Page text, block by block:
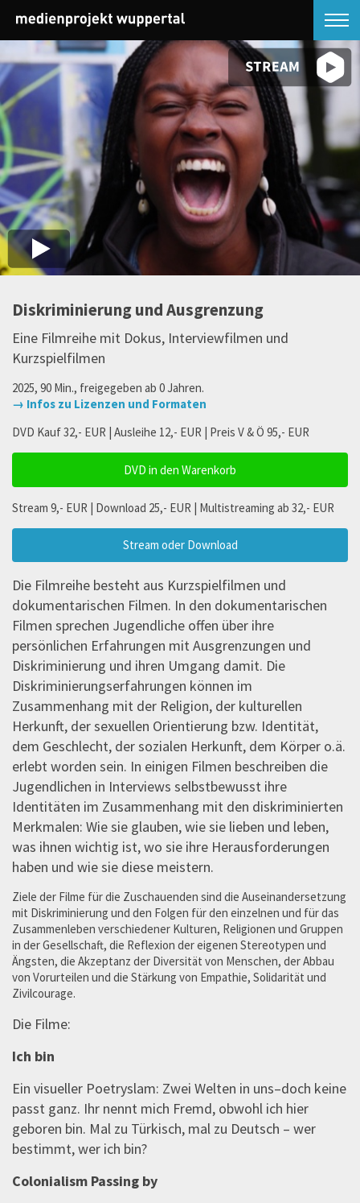
Diskriminierung und Ausgrenzung
Eine Filmreihe mit Dokus, Interviewfilmen und
Kurzspielfilmen
2025, 90 Min., freigegeben ab 0 Jahren.
→ Infos zu Lizenzen und Formaten
DVD Kauf 32,- EUR | Ausleihe 12,- EUR | Preis V & Ö 95,- EUR
DVD in den Warenkorb
Stream 9,- EUR | Download 25,- EUR | Multistreaming ab 32,- EUR
Stream oder Download
Die Filmreihe besteht aus Kurzspielfilmen und
dokumentarischen Filmen. In den dokumentarischen
Filmen sprechen Jugendliche offen über ihre
persönlichen Erfahrungen mit Ausgrenzungen und
Diskriminierung und ihren Umgang damit. Die
Diskriminierungserfahrungen können im
Zusammenhang mit der Religion, der kulturellen
Herkunft, der sexuellen Orientierung bzw. Identität,
dem Geschlecht, der sozialen Herkunft, dem Körper o.ä.
erlebt worden sein. In einigen Filmen beschreiben die
Jugendlichen in Interviews selbstbewusst ihre
Identitäten im Zusammenhang mit den diskriminierten
Merkmalen: Wie sie glauben, wie sie lieben und leben,
was ihnen wichtig ist, wo sie ihre Herausforderungen
haben und wie sie diese meistern.
Ziele der Filme für die Zuschauenden sind die Auseinandersetzung
mit Diskriminierung und den Folgen für den einzelnen und für das
Zusammenleben verschiedener Kulturen, Religionen und Gruppen
in der Gesellschaft, die Reflexion der eigenen Stereotypen und
Ängsten, die Akzeptanz der Diversität von Menschen, der Abbau
von Vorurteilen und die Stärkung von Empathie, Solidarität und
Zivilcourage.
Die Filme:
Ich bin
Ein visueller Poetryslam: Zwei Welten in uns–doch keine
passt ganz. Ihr nennt mich Fremd, obwohl ich hier
geboren bin. Mal zu Türkisch, mal zu Deutsch – wer
bestimmt, wer ich bin?
Colonialism Passing by